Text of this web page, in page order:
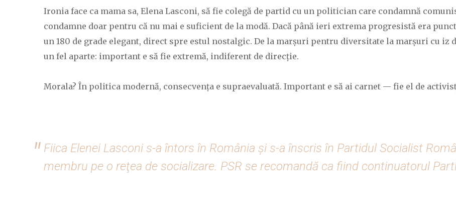
Ironia face ca mama sa, Elena Lasconi, să fie colegă de partid cu un politician care condamnă
condamne doar pentru că nu mai e suficient de la modă. Dacă până ieri extrema progresistă era
un 180 de grade elegant, direct spre estul nostalgic. De la marșuri pentru diversitate la marșuri cu iz
un fel aparte: important e să fie extremă, indiferent de direcție.
Morala? În politica modernă, consecvența e supraevaluată. Important e să ai carnet — fie el de
Fiica Elenei Lasconi s-a întors în România şi s-a înscris în Partidul Socialist
membru pe o reţea de socializare. PSR se recomandă ca fiind continuatorul